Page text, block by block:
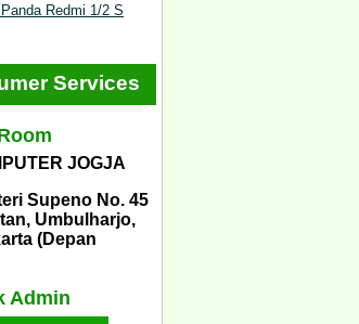
Redmi 1/2 S
Services
JOGJA
Supeno No. 45
Umbulharjo,
(Depan
Admin